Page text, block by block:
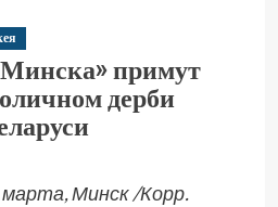
примут
дерби
марта, Минск /Корр.